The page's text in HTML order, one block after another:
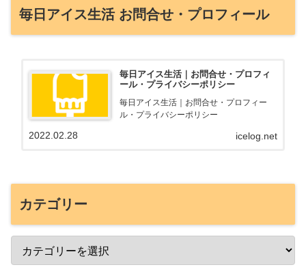
毎日アイス生活 お問合せ・プロフィール
毎日アイス生活｜お問合せ・プロフィ
ール・プライバシーポリシー
毎日アイス生活｜お問合せ・プロフィー
ル・プライバシーポリシー
icelog.net
2022.02.28
カテゴリー